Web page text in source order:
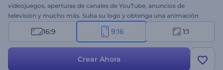
videojuegos, aperturas de canales de YouTube, anuncios de
televisión y mucho más. Suba su logo y obtenga una animación
profesional en pocos minutos. ¡No dude en probarlo ahora mismo
de forma gratuita!
16:9 9:16 1:1
Crear Ahora